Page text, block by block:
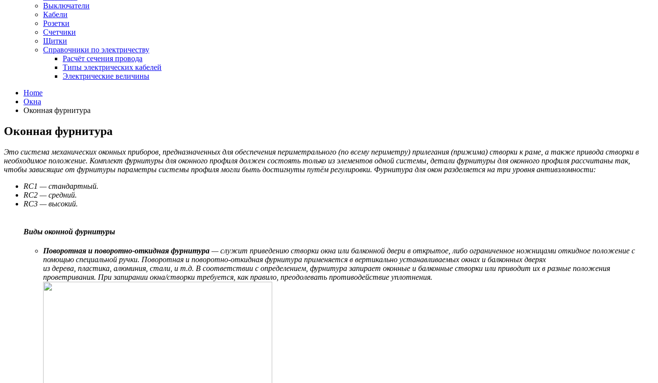
Выключатели
Кабели
Розетки
Счетчики
Щитки
Справочники по электричеству
Расчёт сечения провода
Типы электрических кабелей
Электрические величины
Home
Окна
Оконная фурнитура
Оконная фурнитура
Это система механических оконных приборов, предназначенных для обеспечения периметрального (по всему периметру) прилегания (прижима) створки к раме, а также привода створки в
необходимое положение. Комплект фурнитуры для оконного профиля должен состоять только из элементов одной системы, детали фурнитуры для оконного профиля рассчитаны так,
чтобы зависящие от фурнитуры параметры системы профиля могли быть достигнуты путём регулировки. Фурнитура для окон разделяется на три уровня антивзломности:
RC1 — стандартный.
RC2 — средний.
RC3 — высокий.
Виды оконной фурнитуры
Поворотная и поворотно-откидная фурнитура — служит приведению створки окна или балконной двери в открытое, либо ограниченное ножницами откидное положение с
помощью специальной ручки. Поворотная и поворотно-откидная фурнитура применяется в вертикально устанавливаемых окнах и балконных дверях
из дерева, пластика, алюминия, стали, и т.д. В соответствии с определением, фурнитура запирает оконные и балконные створки или приводит их в разные положения
проветривания. При запирании окна/створки требуется, как правило, преодолевать противодействие уплотнения.